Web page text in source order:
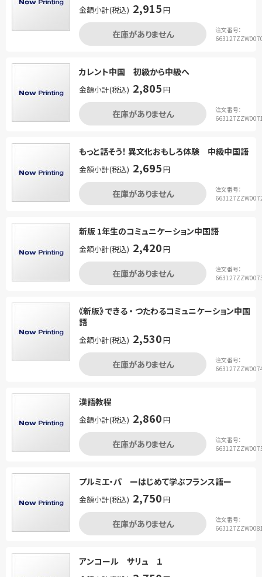
金額小計(税込) 2,915円
在庫がありません
注文番号：
カレント中国 初級から中級へ
金額小計(税込) 2,805円
在庫がありません
注文番号：
もっと話そう！ 異文化おもしろ体験 中級中国語
金額小計(税込) 2,695円
在庫がありません
注文番号：
新版 1年生のコミュニケーション中国語
金額小計(税込) 2,420円
在庫がありません
注文番号：
《新版》 できる ・ つたわるコミュニケーション中国
語
金額小計(税込) 2,530円
在庫がありません
注文番号：
漢語教程
金額小計(税込) 2,860円
在庫がありません
注文番号：
プルミエ・パ ーはじめて学ぶフランス語ー
金額小計(税込) 2,750円
在庫がありません
注文番号：
アンコール サリュ １